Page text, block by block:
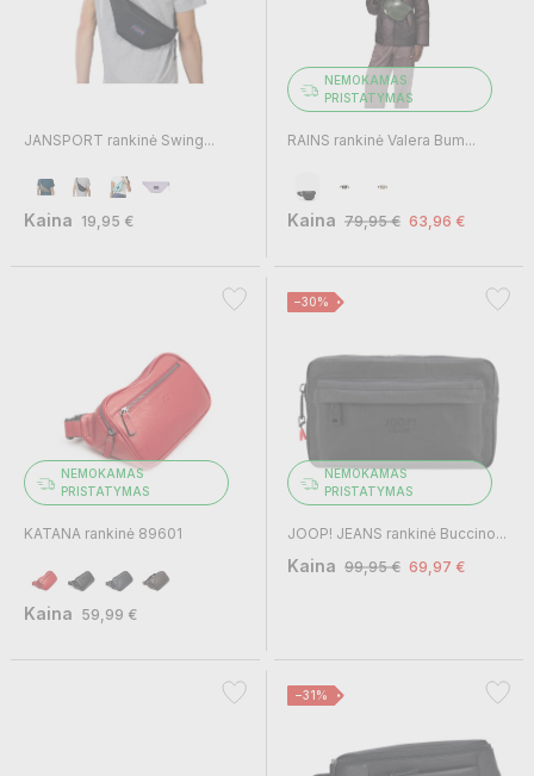
JANSPORT rankinė Swing...
Kaina 19,95 €
NEMOKAMAS
PRISTATYMAS
RAINS rankinė Valera Bum...
Kaina 79,95 € 63,96 €
NEMOKAMAS
PRISTATYMAS
KATANA rankinė 89601
Kaina 59,99 €
−30%
NEMOKAMAS
PRISTATYMAS
JOOP! JEANS rankinė Buccino...
Kaina 99,95 € 69,97 €
−31%